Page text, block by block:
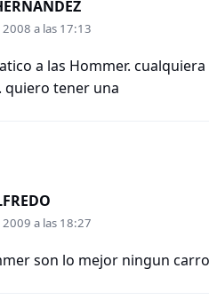
a las 17:13
a las Hommer.
quiero tener una
a las 18:27
son lo mejor ningun